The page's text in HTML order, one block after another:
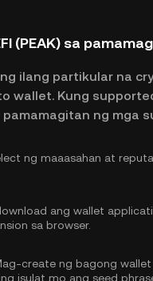
(PEAK) sa
ilang partikular na
wallet. Kung
pamamagitan ng mga
ng maaasahan at
ang wallet
sa browser.
create ng bagong
isulat mo ang seed